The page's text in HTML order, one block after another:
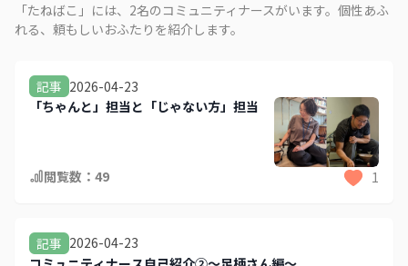
「たねばこ」には、2名のコミュニティナースがいます。個性あふ
れる、頼もしいおふたりを紹介します。
記事 2026-04-23
「ちゃんと」担当と「じゃない方」担当
閲覧数： 49 1
記事 2026-04-23